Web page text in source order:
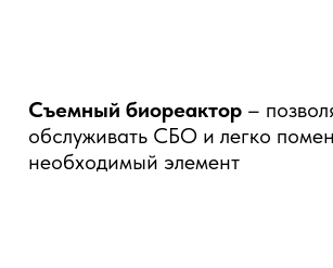
Съемный биореактор –
обслуживать СБО и легко
необходимый элемент